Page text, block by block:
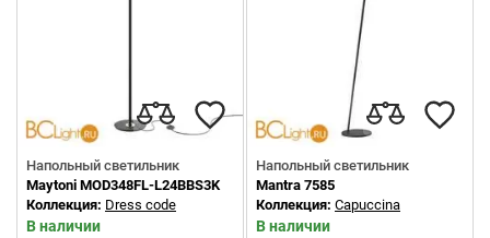
Напольный светильник
Maytoni MOD348FL-L24BBS3K
Коллекция: Dress code
В наличии
Напольный светильник
Mantra 7585
Коллекция: Capuccina
В наличии